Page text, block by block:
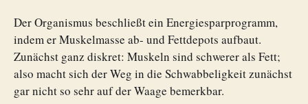
Der Organismus beschließt ein Energiesparprogramm,
indem er Muskelmasse ab- und Fettdepots aufbaut.
Zunächst ganz diskret: Muskeln sind schwerer als Fett;
also macht sich der Weg in die Schwabbeligkeit zunächst
gar nicht so sehr auf der Waage bemerkbar.